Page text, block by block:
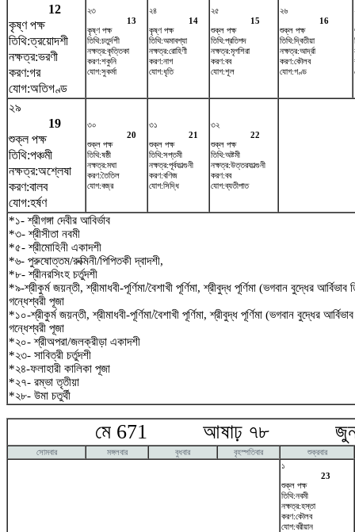
12
কৃষ্ণ পক্ষ
তিথি:ত্রয়োদশী
নক্ষত্র:ভরণী
করণ:গর
যোগ:অতিগণ্ড
২৩
13
কৃষ্ণ পক্ষ
তিথি:চতুর্দশী
নক্ষত্র:কৃত্তিকা
করণ:শকুনি
যোগ:সুকর্মা
২৪
14
কৃষ্ণ পক্ষ
তিথি:অমাবশ্যা
নক্ষত্র:রোহিণী
করণ:নাগ
যোগ:ধৃতি
২৫
15
শুক্ল পক্ষ
তিথি:প্রতিপদ
নক্ষত্র:মৃগশিরা
করণ:বব
যোগ:শূল
২৬
16
শুক্ল পক্ষ
তিথি:দ্বিতীয়া
নক্ষত্র:আর্দ্রা
করণ:কৌলব
যোগ:গণ্ড
২৯
19
শুক্ল পক্ষ
তিথি:পঞ্চমী
নক্ষত্র:অশ্লেষা
করণ:বালব
যোগ:হর্ষণ
৩০
20
শুক্ল পক্ষ
তিথি:ষষ্ঠী
নক্ষত্র:মঘা
করণ:তৈতিল
যোগ:বজ্র
৩১
21
শুক্ল পক্ষ
তিথি:সপ্তমী
নক্ষত্র:পূর্বফাল্গুনী
করণ:বণিজ
যোগ:সিদ্ধি
৩২
22
শুক্ল পক্ষ
তিথি:অষ্টমী
নক্ষত্র:উত্তরফাল্গুনী
করণ:বব
যোগ:ব্যতীপাত
*১- শ্রীগঙ্গা দেবীর আবির্ভাব
*৩- শ্রীসীতা নবমী
*৫- শ্রীমোহিনী একাদশী
*৬- পুরুষোত্তম/রুক্মিনী/পিপিতকী দ্বাদশী,
*৮- শ্রীনরসিংহ চর্তুদশী
*৯-শ্রীকুর্ম জয়ন্তী, শ্রীমাধবী-পূর্ণিমা/বৈশাখী পূর্ণিমা, শ্রীবুদ্ধ পূর্ণিমা (ভগবান বুদ্ধের
গন্ধেশ্বরী পূজা
*১০-শ্রীকুর্ম জয়ন্তী, শ্রীমাধবী-পূর্ণিমা/বৈশাখী পূর্ণিমা, শ্রীবুদ্ধ পূর্ণিমা (ভগবান বুদ্ধের
গন্ধেশ্বরী পূজা
*২০- শ্রীঅপরা/জলক্রীড়া একাদশী
*২৩- সাবিত্রী চর্তুদশী
*২৪-ফলাহারী কালিকা পূজা
*২৭- রম্ভা তৃতীয়া
*২৮- উমা চতুর্থী
মে 671 আষাঢ় ৭৮ জুন
সোমবার মঙ্গলবার বুধবার বৃহস্পতিবার
শুক্রবার
১
23
শুক্ল পক্ষ
তিথি:নবমী
নক্ষত্র:হস্তা
করণ:কৌলব
যোগ:বরীয়ান